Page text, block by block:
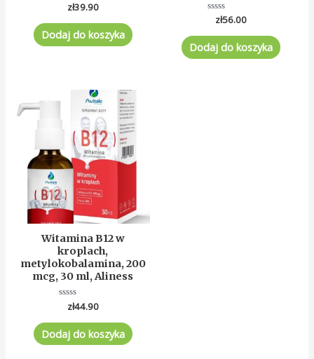
Oceniono
na
5
zł39.90
Dodaj do koszyka
Oceniono
na
5
zł56.00
Dodaj do koszyka
Witamina B12 w
kroplach,
metylokobalamina, 200
mcg, 30 ml, Aliness
Oceniono
na
5
zł44.90
Dodaj do koszyka